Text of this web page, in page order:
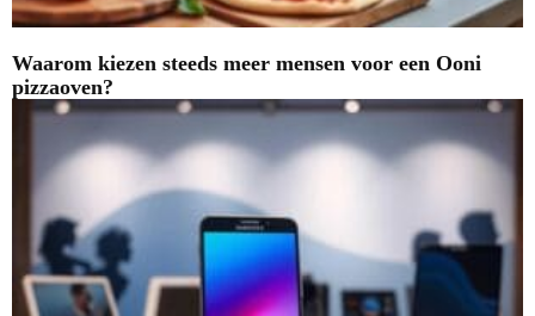
Waarom kiezen steeds meer mensen voor een Ooni
pizzaoven?